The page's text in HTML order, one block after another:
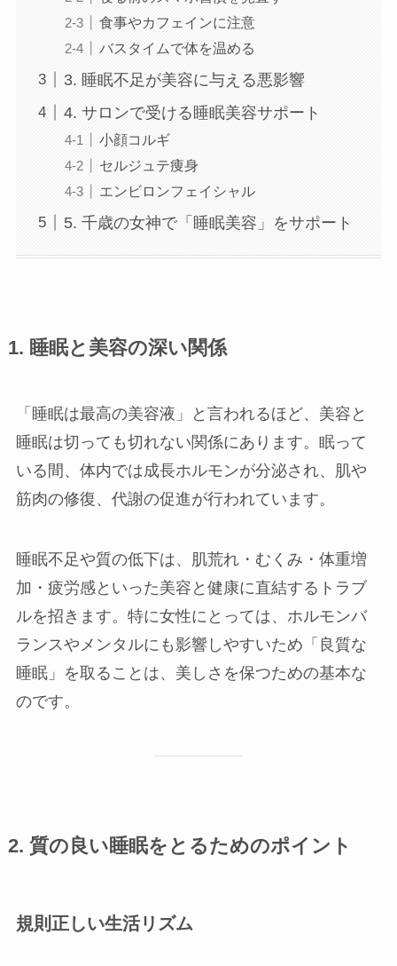
食事やカフェインに注意
バスタイムで体を温める
3. 睡眠不足が美容に与える悪影響
4. サロンで受ける睡眠美容サポート
小顔コルギ
セルジュテ痩身
エンビロンフェイシャル
5. 千歳の女神で「睡眠美容」をサポート
1. 睡眠と美容の深い関係
「睡眠は最高の美容液」と言われるほど、美容と
睡眠は切っても切れない関係にあります。眠って
いる間、体内では成長ホルモンが分泌され、肌や
筋肉の修復、代謝の促進が行われています。
睡眠不足や質の低下は、肌荒れ・むくみ・体重増
加・疲労感といった美容と健康に直結するトラブ
ルを招きます。特に女性にとっては、ホルモンバ
ランスやメンタルにも影響しやすいため「良質な
睡眠」を取ることは、美しさを保つための基本な
のです。
2. 質の良い睡眠をとるためのポイント
規則正しい生活リズム
西尾本店
岡崎店
三河安城店
久屋大通店
刈谷店